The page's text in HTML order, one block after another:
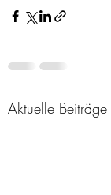
Aktuelle Beiträge